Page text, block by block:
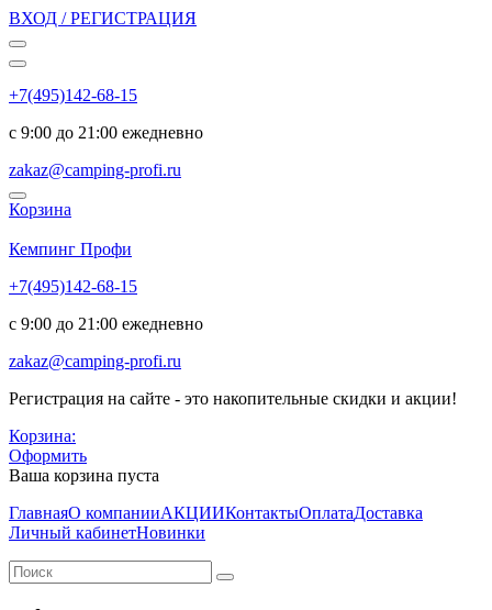
ВХОД / РЕГИСТРАЦИЯ
+7(495)142-68-15
с 9:00 до 21:00 ежедневно
zakaz@camping-profi.ru
Корзина
Кемпинг Профи
+7(495)142-68-15
с 9:00 до 21:00 ежедневно
zakaz@camping-profi.ru
Регистрация на сайте - это накопительные скидки и акции!
Корзина:
Оформить
Ваша корзина пуста
ГлавнаяО компанииАКЦИИКонтактыОплатаДоставка
Личный кабинетНовинки